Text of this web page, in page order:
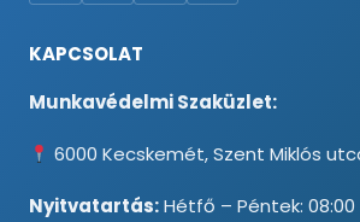
KAPCSOLAT
Munkavédelmi Szaküzlet:
6000 Kecskemét, Szent Miklós
Nyitvatartás:Hétfő – Péntek: 08:00